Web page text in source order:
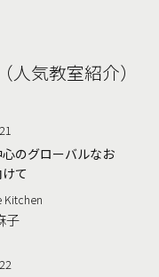
気教室紹介）
のグローバルなお
て
Kitchen
子